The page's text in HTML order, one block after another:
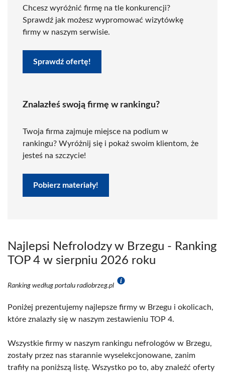
Chcesz wyróżnić firmę na tle konkurencji?
Sprawdź jak możesz wypromować wizytówkę
firmy w naszym serwisie.
Sprawdź ofertę!
Znalazłeś swoją firmę w rankingu?
Twoja firma zajmuje miejsce na podium w
rankingu? Wyróżnij się i pokaż swoim klientom, że
jesteś na szczycie!
Pobierz materiały!
Najlepsi Nefrolodzy w Brzegu - Ranking
TOP 4 w sierpniu 2026 roku
Ranking według portalu radiobrzeg.pl
Poniżej prezentujemy najlepsze firmy w Brzegu i okolicach,
które znalazły się w naszym zestawieniu TOP 4.
Wszystkie firmy w naszym rankingu nefrologów w Brzegu,
zostały przez nas starannie wyselekcjonowane, zanim
trafiły na poniższą listę. Wszystko po to, aby znaleźć oferty